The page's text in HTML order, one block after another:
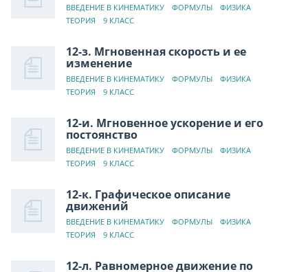
ВВЕДЕНИЕ В КИНЕМАТИКУ ФОРМУЛЫ
ФИЗИКА
ТЕОРИЯ
9 КЛАСС
12-з. Мгновенная скорость и ее
изменение
ВВЕДЕНИЕ В КИНЕМАТИКУ ФОРМУЛЫ
ФИЗИКА
ТЕОРИЯ
9 КЛАСС
12-и. Мгновенное ускорение и его
постоянство
ВВЕДЕНИЕ В КИНЕМАТИКУ ФОРМУЛЫ
ФИЗИКА
ТЕОРИЯ
9 КЛАСС
12-к. Графическое описание
движений
ВВЕДЕНИЕ В КИНЕМАТИКУ ФОРМУЛЫ
ФИЗИКА
ТЕОРИЯ
9 КЛАСС
12-л. Равномерное движение по